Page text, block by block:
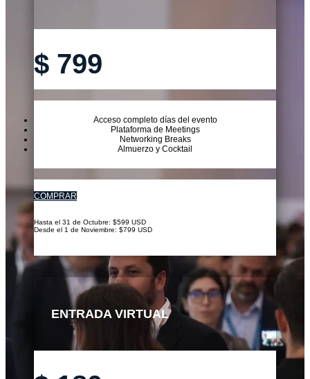
$ 799
Acceso completo días del evento
Plataforma de Meetings
Networking Breaks
Almuerzo y Cocktail
COMPRAR
Hasta el 31 de Octubre: $599 USD
Desde el 1 de Noviembre: $799 USD
ENTRADA VIRTUAL